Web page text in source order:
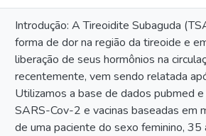
Introdução: A Tireoidite Subaguda
forma de dor na região da tireoide e
liberação de seus hormônios na
recentemente, vem sendo relatada
Utilizamos a base de dados pubmed
SARS-Cov-2 e vacinas baseadas
de uma paciente do sexo feminino,